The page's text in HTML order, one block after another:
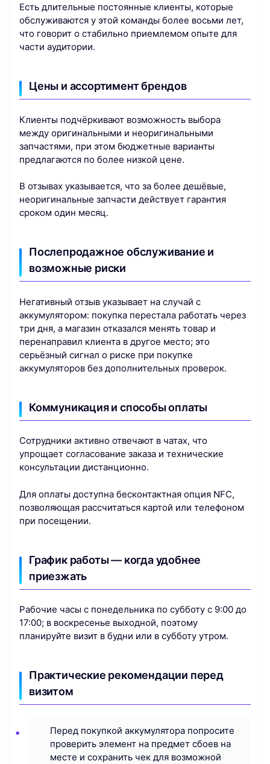
Есть длительные постоянные клиенты, которые
обслуживаются у этой команды более восьми лет,
что говорит о стабильно приемлемом опыте для
части аудитории.
Цены и ассортимент брендов
Клиенты подчёркивают возможность выбора
между оригинальными и неоригинальными
запчастями, при этом бюджетные варианты
предлагаются по более низкой цене.
В отзывах указывается, что за более дешёвые,
неоригинальные запчасти действует гарантия
сроком один месяц.
Послепродажное обслуживание и
возможные риски
Негативный отзыв указывает на случай с
аккумулятором: покупка перестала работать через
три дня, а магазин отказался менять товар и
перенаправил клиента в другое место; это
серьёзный сигнал о риске при покупке
аккумуляторов без дополнительных проверок.
Коммуникация и способы оплаты
Сотрудники активно отвечают в чатах, что
упрощает согласование заказа и технические
консультации дистанционно.
Для оплаты доступна бесконтактная опция NFC,
позволяющая рассчитаться картой или телефоном
при посещении.
График работы — когда удобнее
приезжать
Рабочие часы с понедельника по субботу с 9:00 до
17:00; в воскресенье выходной, поэтому
планируйте визит в будни или в субботу утром.
Практические рекомендации перед
визитом
Перед покупкой аккумулятора попросите
проверить элемент на предмет сбоев на
месте и сохранить чек для возможной